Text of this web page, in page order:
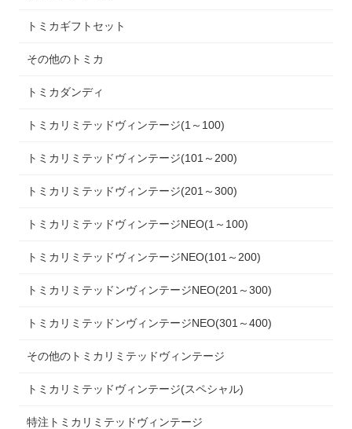
トミカギフトセット
その他のトミカ
トミカダンディ
トミカリミテッドヴィンテージ(1～100)
トミカリミテッドヴィンテージ(101～200)
トミカリミテッドヴィンテージ(201～300)
トミカリミテッドヴィンテージNEO(1～100)
トミカリミテッドヴィンテージNEO(101～200)
トミカリミテッドンヴィンテージNEO(201～300)
トミカリミテッドンヴィンテージNEO(301～400)
その他のトミカリミテッドヴィンテージ
トミカリミテッドヴィンテージ(スペシャル)
特注トミカリミテッドヴィンテージ